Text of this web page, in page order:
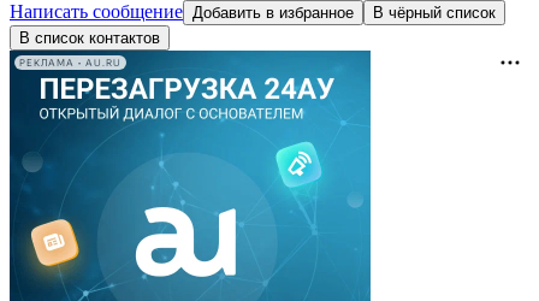
Написать сообщение Добавить в избранное
В чёрный список
В список контактов
РЕКЛАМА • AU.RU